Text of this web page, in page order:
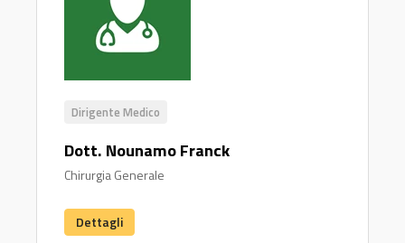
Dirigente Medico
Dott. Nounamo Franck
Chirurgia Generale
Dettagli